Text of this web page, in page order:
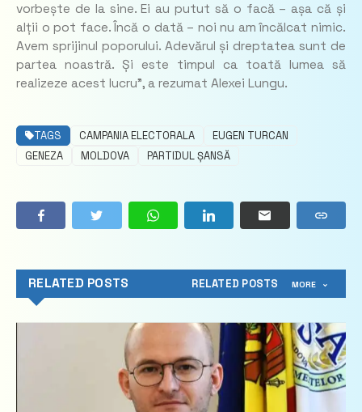
vorbește de la sine. Ei au putut să o facă – așa că și
alții o pot face. Încă o dată – noi nu am încălcat nimic.
Avem sprijinul poporului. Adevărul și dreptatea sunt de
partea noastră. Și este timpul ca toată lumea să
realizeze acest lucru”, a rezumat Alexei Lungu.
TAGS CAMPANIA ELECTORALA
EUGEN TURCAN
GENEZA
MOLDOVA PARTIDUL ȘANSĂ
RELATED POSTS RELATED POSTS MORE